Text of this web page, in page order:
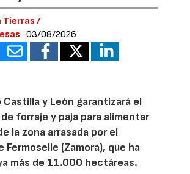
Tierras /
03/08/2026
Castilla y León garantizará el
forraje y paja para alimentar
la zona arrasada por el
Fermoselle (Zamora), que ha
más de 11.000 hectáreas.